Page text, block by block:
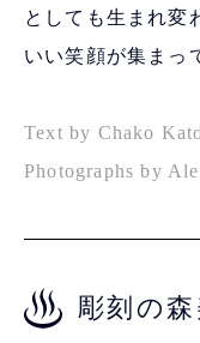
としても生まれ変
いい笑顔が集まっ
Text by Chako
Photographs by
彫刻の